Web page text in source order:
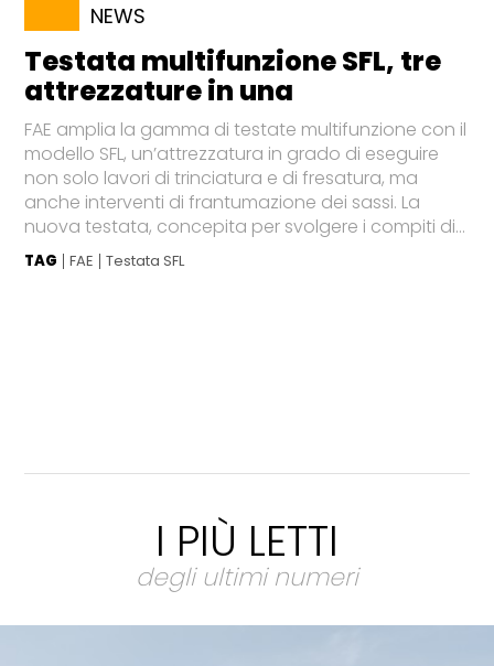
NEWS
Testata multifunzione SFL, tre
attrezzature in una
FAE amplia la gamma di testate multifunzione con il
modello SFL, un’attrezzatura in grado di eseguire
non solo lavori di trinciatura e di fresatura, ma
anche interventi di frantumazione dei sassi. La
nuova testata, concepita per svolgere i compiti di...
TAG FAE Testata SFL
I PIÙ LETTI
degli ultimi numeri